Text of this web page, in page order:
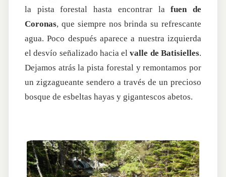
la pista forestal hasta encontrar lafuen de
Coronas, que siempre nos brinda su refrescante
agua. Poco después aparece a nuestra izquierda
el desvío señalizado hacia elvalle de Batisielles.
Dejamos atrás la pista forestal y remontamos por
un zigzagueante sendero a través de un precioso
bosque de esbeltas hayas y gigantescos abetos.